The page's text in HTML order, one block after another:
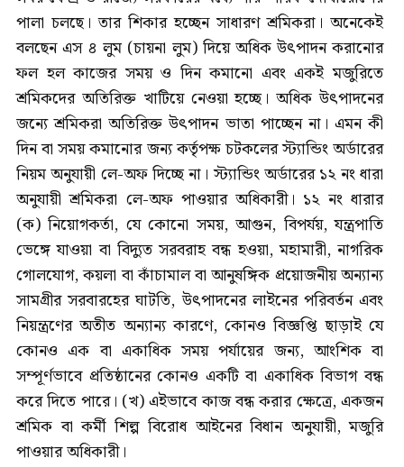
পালা চলছে। তার শিকার হচ্ছেন সাধারণ শ্রমিকরা। অনেকেই
বলছেন এস ৪ লুম (চায়না লুম) দিয়ে অধিক উৎপাদন করানোর
ফল হল কাজের সময় ও দিন কমানো এবং একই মজুরিতে
শ্রমিকদের অতিরিক্ত খাটিয়ে নেওয়া হচ্ছে। অধিক উৎপাদনের
জন্যে শ্রমিকরা অতিরিক্ত উৎপাদন ভাতা পাচ্ছেন না। এমন কী
দিন বা সময় কমানোর জন্য কর্তৃপক্ষ চটকলের স্ট্যান্ডিং অর্ডারের
নিয়ম অনুযায়ী লে-অফ দিচ্ছে না। স্ট্যান্ডিং অর্ডারের ১২ নং ধারা
অনুযায়ী শ্রমিকরা লে-অফ পাওয়ার অধিকারী। ১২ নং ধারার
(ক) নিয়োগকর্তা, যে কোনো সময়, আগুন, বিপর্যয়, যন্ত্রপাতি
ভেঙ্গে যাওয়া বা বিদ্যুত সরবরাহ বন্ধ হওয়া, মহামারী, নাগরিক
গোলযোগ, কয়লা বা কাঁচামাল বা আনুষঙ্গিক প্রয়োজনীয় অন্যান্য
সামগ্রীর সরবারহের ঘাটতি, উৎপাদনের লাইনের পরিবর্তন এবং
নিয়ন্ত্রণের অতীত অন্যান্য কারণে, কোনও বিজ্ঞপ্তি ছাড়াই যে
কোনও এক বা একাধিক সময় পর্যায়ের জন্য, আংশিক বা
সম্পূর্ণভাবে প্রতিষ্ঠানের কোনও একটি বা একাধিক বিভাগ বন্ধ
করে দিতে পারে। (খ) এইভাবে কাজ বন্ধ করার ক্ষেত্রে, একজন
শ্রমিক বা কর্মী শিল্প বিরোধ আইনের বিধান অনুযায়ী, মজুরি
পাওয়ার অধিকারী।